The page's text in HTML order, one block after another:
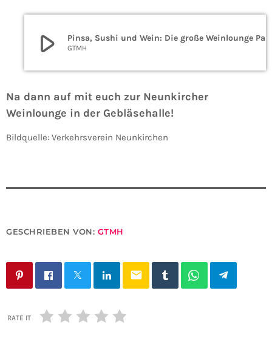
play_arrow GTMH
Na dann auf mit euch zur Neunkircher
Weinlounge in der Gebläsehalle!
Bildquelle: Verkehrsverein Neunkirchen
GESCHRIEBEN VON: GTMH
email
RATE IT